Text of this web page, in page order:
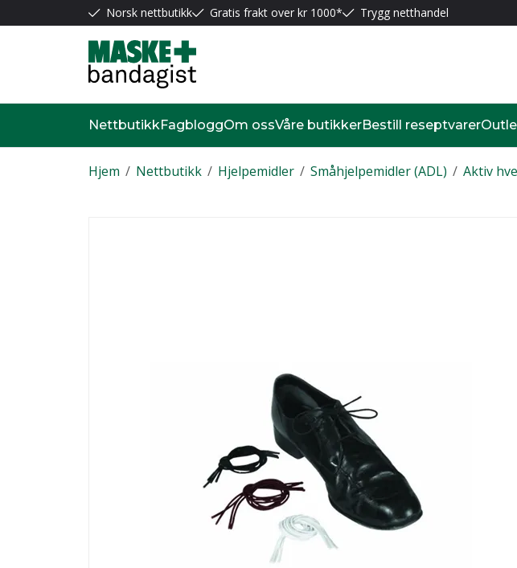
Norsk nettbutikk Gratis frakt over kr 1000* Trygg netthandel
NettbutikkFagbloggOm ossVåre butikkerBestill reseptvarer
/
Hjem /
Nettbutikk /
Hjelpemidler /
Småhjelpemidler (ADL) Aktiv